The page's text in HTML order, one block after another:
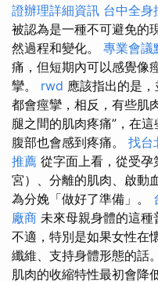
證辦理詳細資訊 台中全身
被認為是一種不可避免的
然過程和變化。 專業會議
痛，但短期內可以感覺像
攣。 rwd 應該指出的是
都會痙攣，相反，有些肌
腿之間的肌肉疼痛”，在
腹部也會感到疼痛。 找台
推薦 從字面上看，從受
宮）、分離的肌肉、啟動
為分娩「做好了準備」。
廠商 未來母親身體的這
不適，特別是如果女性在
纖維、支持身體形態的話。
肌肉的收縮特性最初會降